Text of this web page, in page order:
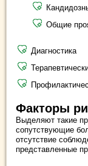
Общие
Диагностика
Факторы
Выделяют такие
сопутствующие
отсутствие
представленные